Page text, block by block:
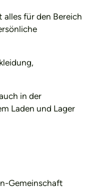
für den Bereich
in der
Laden und Lager
Gemeinschaft